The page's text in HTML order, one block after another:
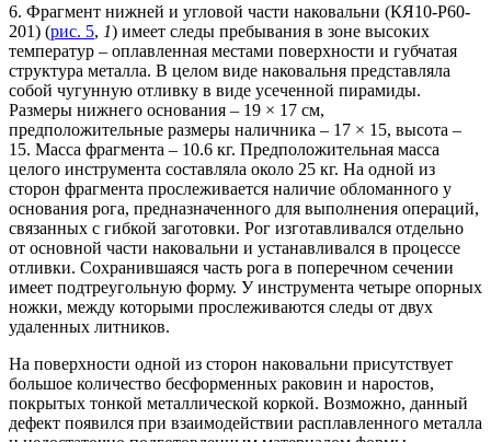
6. Фрагмент нижней и угловой части наковальни (КЯ10-Р60-
201) (рис. 5, 1) имеет следы пребывания в зоне высоких
температур – оплавленная местами поверхности и губчатая
структура металла. В целом виде наковальня представляла
собой чугунную отливку в виде усеченной пирамиды.
Размеры нижнего основания – 19 × 17 см,
предположительные размеры наличника – 17 × 15, высота –
15. Масса фрагмента – 10.6 кг. Предположительная масса
целого инструмента составляла около 25 кг. На одной из
сторон фрагмента прослеживается наличие обломанного у
основания рога, предназначенного для выполнения операций,
связанных с гибкой заготовки. Рог изготавливался отдельно
от основной части наковальни и устанавливался в процессе
отливки. Сохранившаяся часть рога в поперечном сечении
имеет подтреугольную форму. У инструмента четыре опорных
ножки, между которыми прослеживаются следы от двух
удаленных литников.
На поверхности одной из сторон наковальни присутствует
большое количество бесформенных раковин и наростов,
покрытых тонкой металлической коркой. Возможно, данный
дефект появился при взаимодействии расплавленного металла